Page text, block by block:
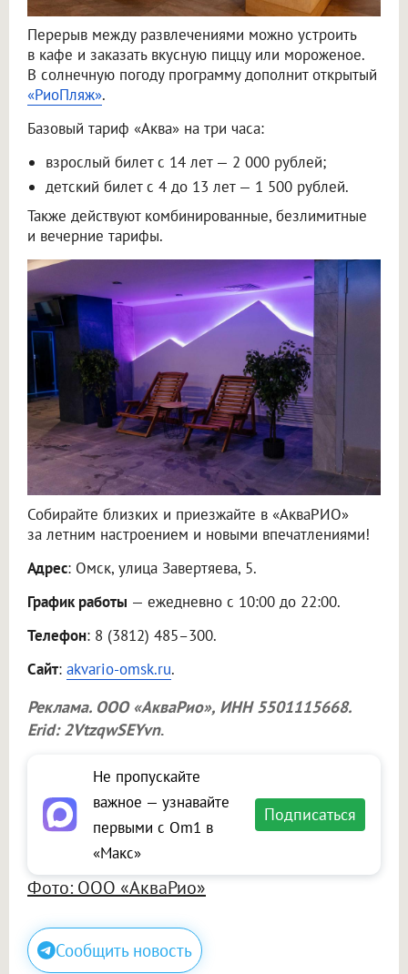
Перерыв между развлечениями можно устроить
в кафе и заказать вкусную пиццу или мороженое.
В солнечную погоду программу дополнит открытый
«РиоПляж».
Базовый тариф «Аква» на три часа:
взрослый билет с 14 лет — 2 000 рублей;
детский билет с 4 до 13 лет — 1 500 рублей.
Также действуют комбинированные, безлимитные
и вечерние тарифы.
Собирайте близких и приезжайте в «АкваРИО»
за летним настроением и новыми впечатлениями!
Адрес: Омск, улица Завертяева, 5.
График работы — ежедневно с 10:00 до 22:00.
Телефон: 8 (3812) 485–300.
Сайт: akvario-omsk.ru.
Реклама. ООО «АкваРио», ИНН 5501115668.
Erid: 2VtzqwSEYvn.
Не пропускайте
важное — узнавайте
первыми с Om1 в
«Макс»
Подписаться
Фото: ООО «АкваРио»
Сообщить новость